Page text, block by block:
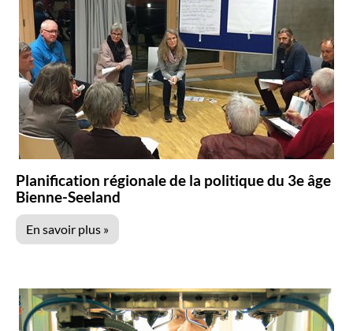
Planification régionale de la politique du 3e âge
Bienne-Seeland
En savoir plus »